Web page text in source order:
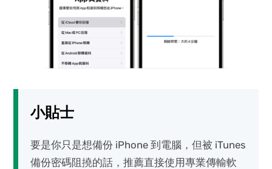
小貼士
要是你只是想備份 iPhone 到電腦，但被 iTunes
備份密碼阻撓的話，推薦直接使用專業傳輸軟